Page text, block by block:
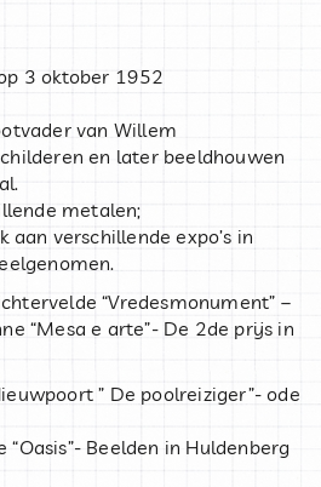
3 oktober 1952
van Willem
en later beeldhouwen
metalen;
aan verschillende expo’s in
“Vredesmonument” –
“Mesa e arte”- De 2de prijs in
” De poolreiziger”- ode
Beelden in Huldenberg